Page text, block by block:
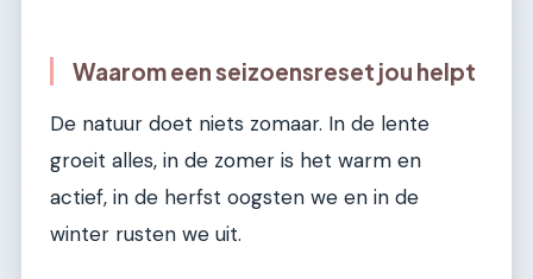
Waarom een seizoensreset jou helpt
De natuur doet niets zomaar. In de lente
groeit alles, in de zomer is het warm en
actief, in de herfst oogsten we en in de
winter rusten we uit.